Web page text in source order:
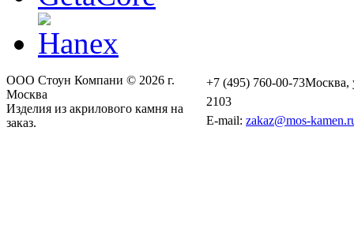
ООО Стоун Компани © 2026 г.
Москва
Изделия из акрилового камня на
заказ.
+7 (495) 760-00-73Москва,
2103
E-mail: zakaz@mos-